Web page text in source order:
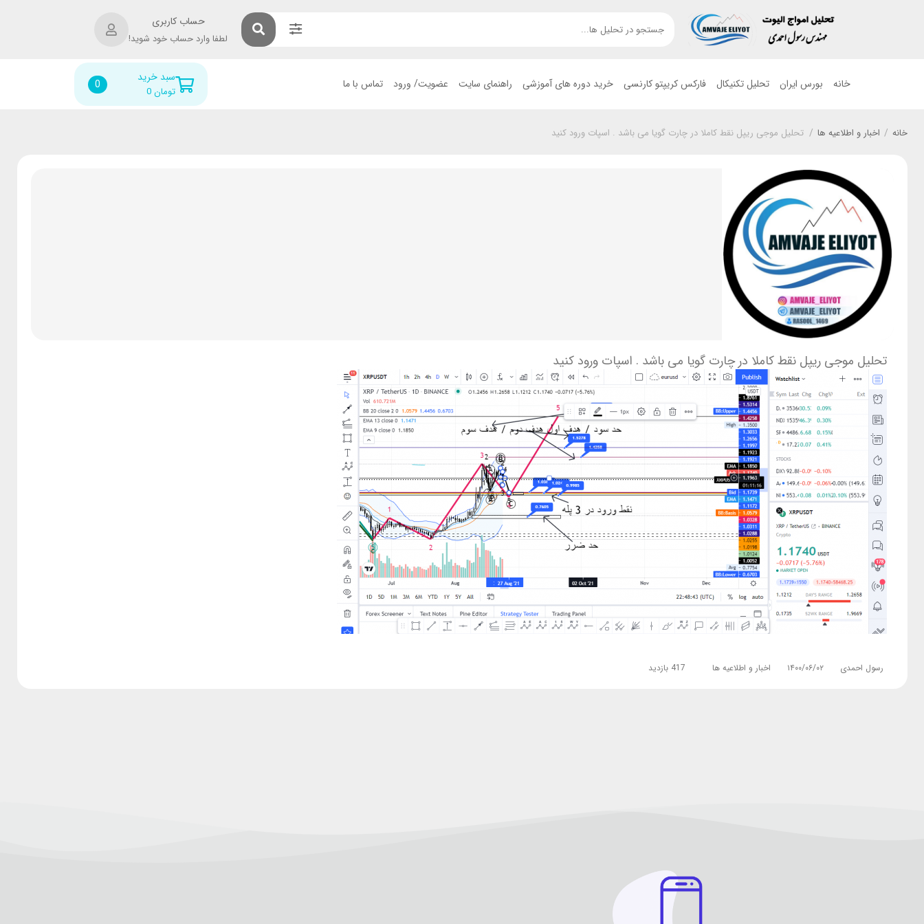
حساب کاربری
لطفا وارد حساب خود شوید!
خانه بورس ایران تحلیل تکنیکال فارکس کریپتو کارنسی خرید دوره های آموزشی راهنمای سایت عضویت/ ورود تماس با ما سبد خرید
0تومان 0
خانه / اخبار و اطلاعیه ها / تحلیل موجی ریپل نقط کاملا در چارت گویا می باشد . اسپات ورود کنید
تحلیل موجی ریپل نقط کاملا در چارت گویا می باشد . اسپات ورود کنید
رسول احمدی ۱۴۰۰/۰۶/۰۲ اخبار و اطلاعیه ها 417 بازدید